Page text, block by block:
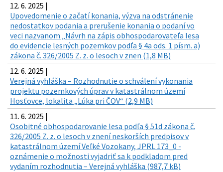
12. 6. 2025 |
Upovedomenie o začatí konania, výzva na odstránenie
nedostatkov podania a prerušenie konania o podaní vo
veci nazvanom „Návrh na zápis obhospodarovateľa lesa
do evidencie lesných pozemkov podľa § 4a ods. 1 písm. a)
zákona č. 326/2005 Z. z. o lesoch v znen (1,8 MB)
12. 6. 2025 |
Verejná vyhláška – Rozhodnutie o schválení vykonania
projektu pozemkových úprav v katastrálnom území
Hosťovce, lokalita „Lúka pri ČOV“ (2,9 MB)
11. 6. 2025 |
Osobitné obhospodarovanie lesa podľa § 51d zákona č.
326/2005 Z. z. o lesoch v znení neskorších predpisov v
katastrálnom území Veľké Vozokany, JPRL 173_0 -
oznámenie o možnosti vyjadriť sa k podkladom pred
vydaním rozhodnutia – Verejná vyhláška (987,7 kB)